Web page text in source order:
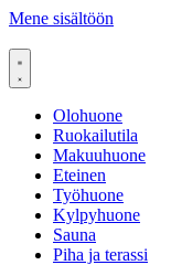
Mene sisältöön
Olohuone
Ruokailutila
Makuuhuone
Eteinen
Työhuone
Kylpyhuone
Sauna
Piha ja terassi